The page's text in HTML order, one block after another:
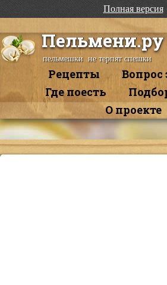
Полная версия
Пельмени.ру
пельмешки не терпят спешки
Рецепты
Вопрос
Где поесть
О проекте